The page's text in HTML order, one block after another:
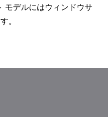
モデルにはウィンドウサ
。